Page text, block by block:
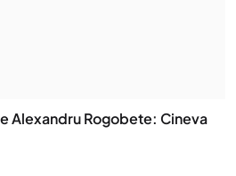
Alexandru Rogobete: Cineva